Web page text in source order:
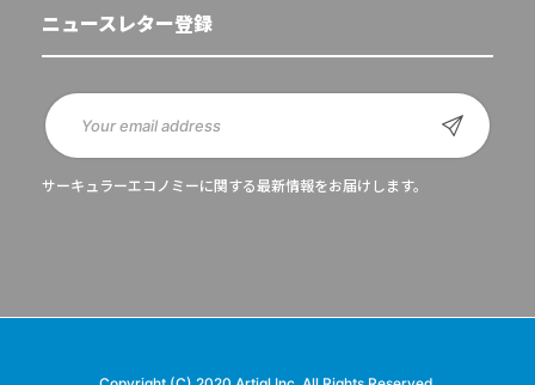
ニュースレター登録
サーキュラーエコノミーに関する最新情報をお届けします。